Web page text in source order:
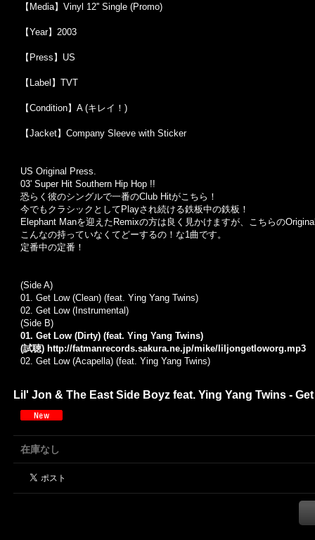
【Media】Vinyl 12'' Single (Promo)
【Year】2003
【Press】US
【Label】TVT
【Condition】A (キレイ！)
【Jacket】Company Sleeve with Sticker
US Original Press.
03' Super Hit Southern Hip Hop !!
恐らく彼のシングルで一番のClub Hitがこちら！
今でもクラシックとしてPlayされ続ける鉄板中の鉄板！
Elephant Manを迎えたRemixの方は良く見かけますが、こちらの
こんなの持っていなくてどーするの！な1曲です。
定番中の定番！
(Side A)
01. Get Low (Clean) (feat. Ying Yang Twins)
02. Get Low (Instrumental)
(Side B)
01. Get Low (Dirty) (feat. Ying Yang Twins)
(試聴) http://fatmanrecords.sakura.ne.jp/mike/liljongetloworg.mp3
02. Get Low (Acapella) (feat. Ying Yang Twins)
Lil' Jon & The East Side Boyz feat. Ying Yang Twins -
在庫なし